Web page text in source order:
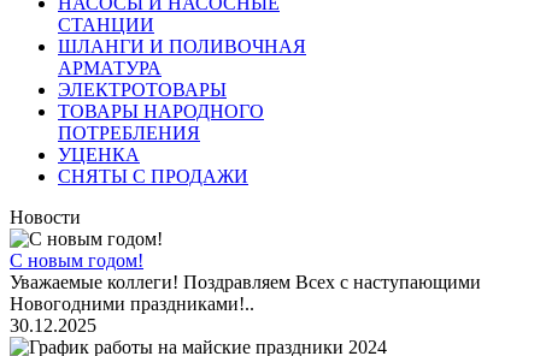
СТАНЦИИ
ШЛАНГИ И ПОЛИВОЧНАЯ
АРМАТУРА
ЭЛЕКТРОТОВАРЫ
ТОВАРЫ НАРОДНОГО
ПОТРЕБЛЕНИЯ
УЦЕНКА
СНЯТЫ С ПРОДАЖИ
Новости
С новым годом!
Уважаемые коллеги! Поздравляем Всех с наступающими
Новогодними праздниками!..
30.12.2025